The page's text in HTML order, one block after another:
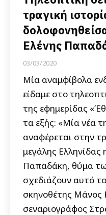
τραγική
Ελένης
03/03/2020
Μία αναμφίβολα
είδαμε στο
της εφημερίδας
τα εξής: «Μία νέα
αναφέρεται στην
μεγάλης Ελληνίδας
Παπαδάκη, θύμα
σχεδιάζουν αυτό
σκηνοθέτης Μάνος
σεναριογράφος